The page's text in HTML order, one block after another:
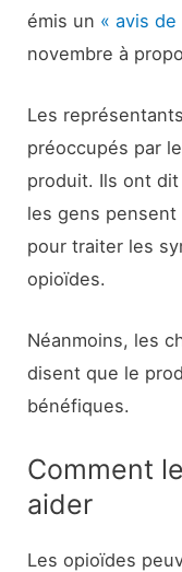
émis un « avis
novembre à
Les
préoccupés par
produit. Ils ont
les gens pensent
pour traiter les
opioïdes.
Néanmoins, les
disent que le
bénéfiques.
Comment
aider
Les opioïdes